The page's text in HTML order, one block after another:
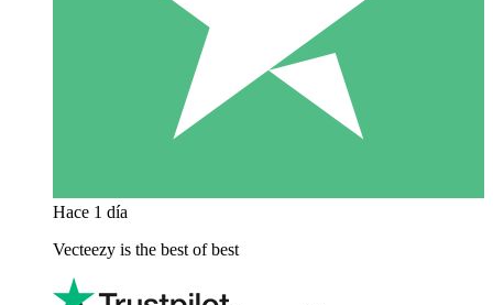
Hace 1 día
Vecteezy is the best of best